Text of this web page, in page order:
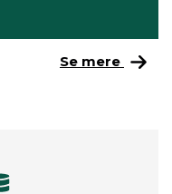
Se mere